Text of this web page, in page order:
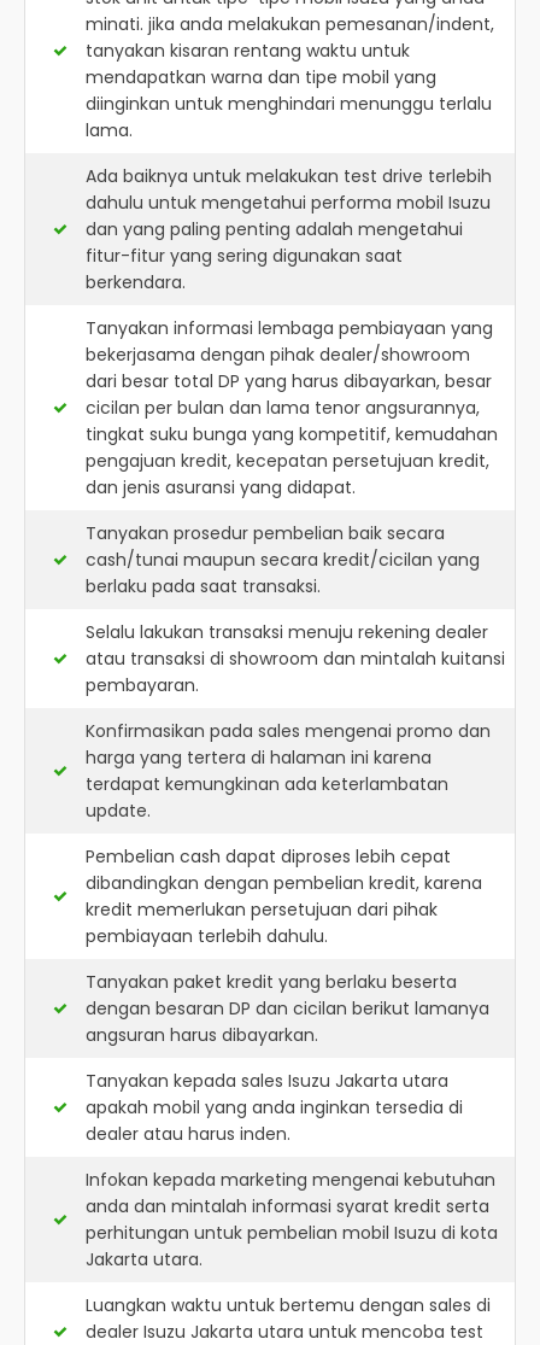
minati. jika anda melakukan pemesanan/indent,
tanyakan kisaran rentang waktu untuk
mendapatkan warna dan tipe mobil yang
diinginkan untuk menghindari menunggu terlalu
lama.
Ada baiknya untuk melakukan test drive terlebih
dahulu untuk mengetahui performa mobil Isuzu
dan yang paling penting adalah mengetahui
fitur-fitur yang sering digunakan saat
berkendara.
Tanyakan informasi lembaga pembiayaan yang
bekerjasama dengan pihak dealer/showroom
dari besar total DP yang harus dibayarkan, besar
cicilan per bulan dan lama tenor angsurannya,
tingkat suku bunga yang kompetitif, kemudahan
pengajuan kredit, kecepatan persetujuan kredit,
dan jenis asuransi yang didapat.
Tanyakan prosedur pembelian baik secara
cash/tunai maupun secara kredit/cicilan yang
berlaku pada saat transaksi.
Selalu lakukan transaksi menuju rekening dealer
atau transaksi di showroom dan mintalah kuitansi
pembayaran.
Konfirmasikan pada sales mengenai promo dan
harga yang tertera di halaman ini karena
terdapat kemungkinan ada keterlambatan
update.
Pembelian cash dapat diproses lebih cepat
dibandingkan dengan pembelian kredit, karena
kredit memerlukan persetujuan dari pihak
pembiayaan terlebih dahulu.
Tanyakan paket kredit yang berlaku beserta
dengan besaran DP dan cicilan berikut lamanya
angsuran harus dibayarkan.
Tanyakan kepada sales Isuzu Jakarta utara
apakah mobil yang anda inginkan tersedia di
dealer atau harus inden.
Infokan kepada marketing mengenai kebutuhan
anda dan mintalah informasi syarat kredit serta
perhitungan untuk pembelian mobil Isuzu di kota
Jakarta utara.
Luangkan waktu untuk bertemu dengan sales di
dealer Isuzu Jakarta utara untuk mencoba test